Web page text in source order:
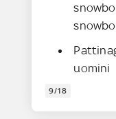
uomini
9/18